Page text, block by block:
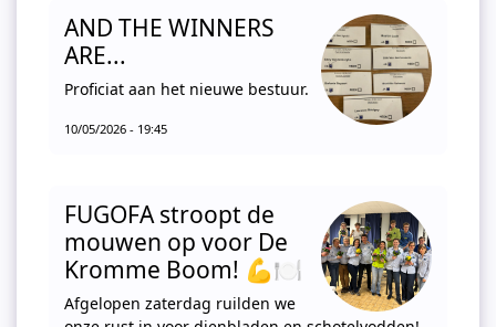
AND THE WINNERS
ARE...
Proficiat aan het nieuwe bestuur.
10/05/2026 - 19:45
FUGOFA stroopt de
mouwen op voor De
Kromme Boom! 💪🍽️
Afgelopen zaterdag ruilden we